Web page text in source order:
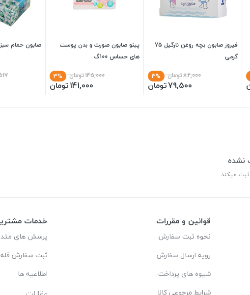
فیروز صابون بچه روغن نارگیل 75
گرمی
82,000تومان 3%
79,500تومان
پینو صابون صورت و بدن پوست
های حساس 100گ
145,000تومان 3%
141,000تومان
صابون حمام سبز
نشده
ثبت میکند
قوانین و مقررات
نحوه ثبت سفارش
رویه ارسال سفارش
شیوه های پرداخت
شرایط مرجوعی کالا
خدمات
پرسش های
ثبت سفارش فله
اطلاعیه ها